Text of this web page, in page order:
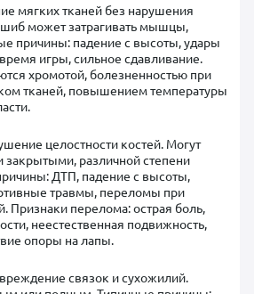
мягких тканей без нарушения
может затрагивать мышцы,
причины: падение с высоты, удары
игры, сильное сдавливание.
хромотой, болезненностью при
тканей, повышением температуры
целостности костей. Могут
различной степени
ДТП, падение с высоты,
травмы, переломы при
Признаки перелома: острая боль,
неестественная подвижность,
опоры на лапы.
связок и сухожилий.